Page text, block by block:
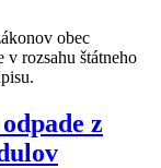
obec
v rozsahu štátneho
z